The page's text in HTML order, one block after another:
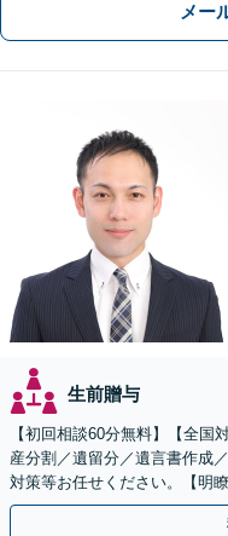
メー
生前贈与
【初回相談60分無料】【全国
産分割／遺留分／遺言書作成
対策等お任せください。【明
話相談可】